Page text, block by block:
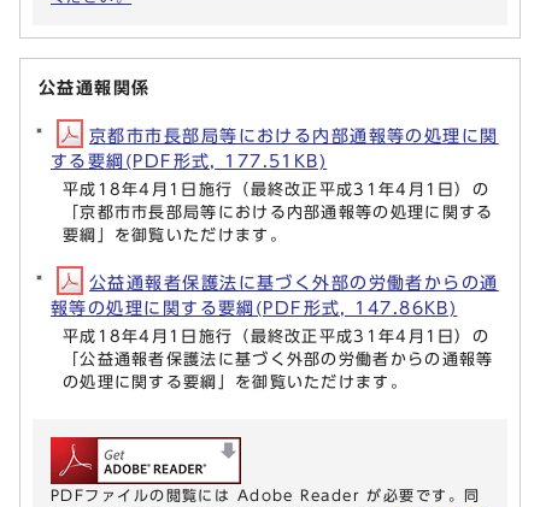
公益通報関係
京都市市長部局等における内部通報等の処理に関
する要綱(PDF形式, 177.51KB)
平成18年4月1日施行（最終改正平成31年4月1日）の
「京都市市長部局等における内部通報等の処理に関する
要綱」を御覧いただけます。
公益通報者保護法に基づく外部の労働者からの通
報等の処理に関する要綱(PDF形式, 147.86KB)
平成18年4月1日施行（最終改正平成31年4月1日）の
「公益通報者保護法に基づく外部の労働者からの通報等
の処理に関する要綱」を御覧いただけます。
PDFファイルの閲覧には Adobe Reader が必要です。同